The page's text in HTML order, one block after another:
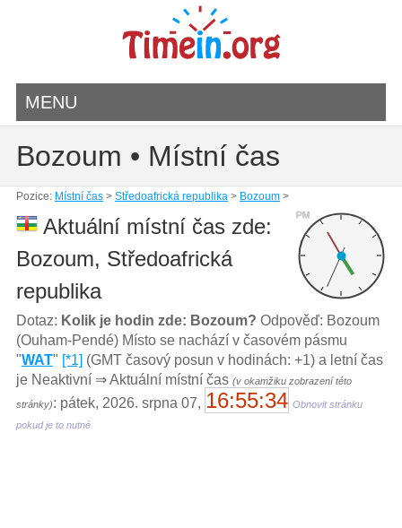
MENU
Bozoum • Místní čas
Pozice: Místní čas> Středoafrická republika> Bozoum>
PM
Aktuální místní čas zde:
Bozoum, Středoafrická
republika
Dotaz: Kolik je hodin zde: Bozoum? Odpověď: Bozoum
(Ouham-Pendé) Místo se nachází v časovém pásmu
"WAT" [*1] (GMT časový posun v hodinách: +1) a letní čas
je Neaktivní ⇒ Aktuální místní čas (v okamžiku zobrazení této
stránky): pátek, 2026. srpna 07, 16:55:34 Obnovit stránku
pokud je to nutné